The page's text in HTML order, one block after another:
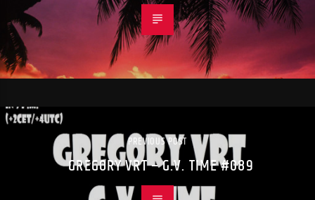
PREVIOUS POST
GREGORY VRT – G.V. TIME #089